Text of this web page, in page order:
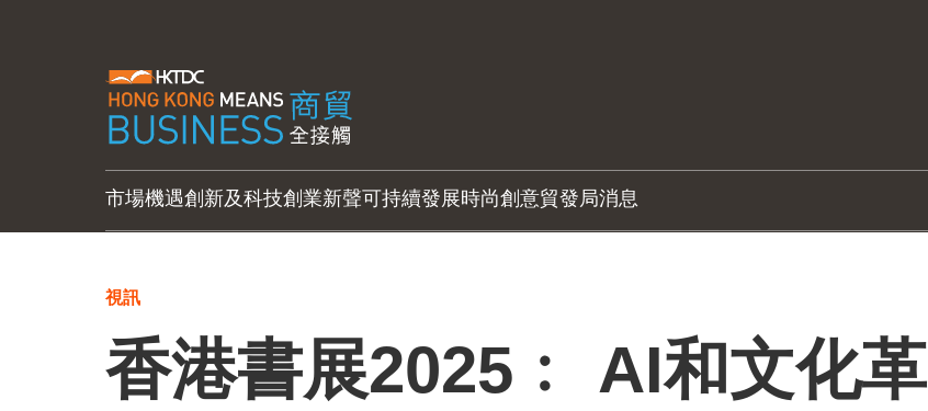
市場機遇創新及科技創業新聲可持續發展時尚創意貿發局消息
視訊
香港書展2025﹕ AI和文化革